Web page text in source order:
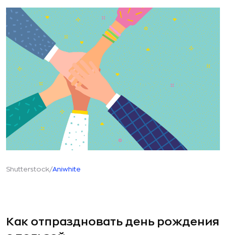
Shutterstock/Aniwhite
Как отпраздновать день рождения